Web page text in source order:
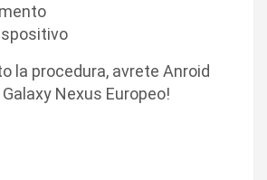
la procedura, avrete Anroid
Nexus Europeo!